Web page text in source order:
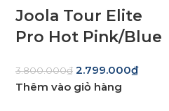
Joola Tour Elite
Pro Hot Pink/Blue
3.800.000₫ 2.799.000₫
Thêm vào giỏ hàng